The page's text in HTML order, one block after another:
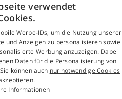
verwendet
Werbe-IDs, um die Nutzung unserer
und Anzeigen zu personalisieren sowie
Werbung anzuzeigen. Dabei
Daten für die Personalisierung von
können auch nur notwendige Cookies
Informationen